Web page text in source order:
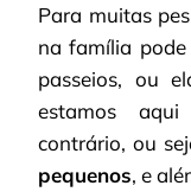
Para muitas
na família
passeios, ou
estamos
contrário, ou
pequenos, e